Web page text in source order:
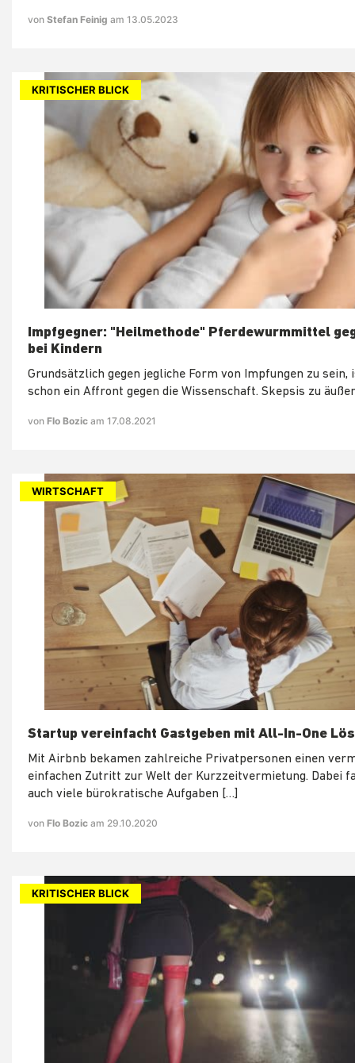
von Stefan Feinig am 13.05.2023
KRITISCHER BLICK
Impfgegner: "Heilmethode" Pferdewurmmittel
bei Kindern
Grundsätzlich gegen jegliche Form von Impfungen zu sein,
schon ein Affront gegen die Wissenschaft. Skepsis zu
von Flo Bozic am 17.08.2021
WIRTSCHAFT
Startup vereinfacht Gastgeben mit All-In-One
Mit Airbnb bekamen zahlreiche Privatpersonen einen
einfachen Zutritt zur Welt der Kurzzeitvermietung. Dabei
auch viele bürokratische Aufgaben […]
von Flo Bozic am 29.10.2020
KRITISCHER BLICK